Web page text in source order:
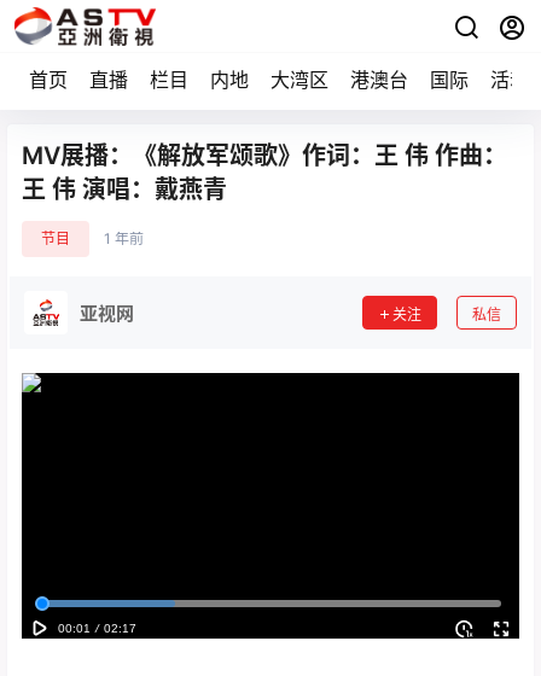
首页 直播 栏目 内地 大湾区 港澳台 国际 活动
MV展播：《解放军颂歌》作词：王 伟 作曲：
王 伟 演唱：戴燕青
节目 1 年前
亚视网 关注 私信